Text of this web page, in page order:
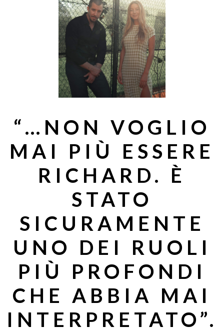
“…NON VOGLIO
MAI PIÙ ESSERE
RICHARD. È
STATO
SICURAMENTE
UNO DEI RUOLI
PIÙ PROFONDI
CHE ABBIA MAI
INTERPRETATO”.